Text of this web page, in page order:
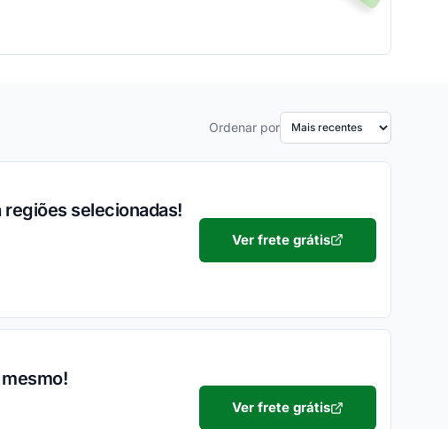
Ordenar por
regiões selecionadas!
Ver frete grátis
Ver frete grátis